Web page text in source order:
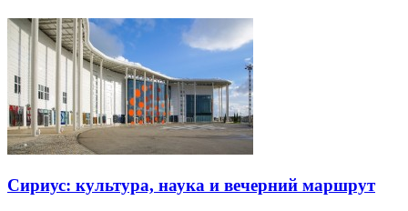
Сириус: культура, наука и вечерний маршрут